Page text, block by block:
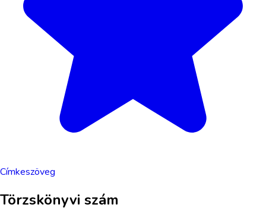
Címkeszöveg
Törzskönyvi szám